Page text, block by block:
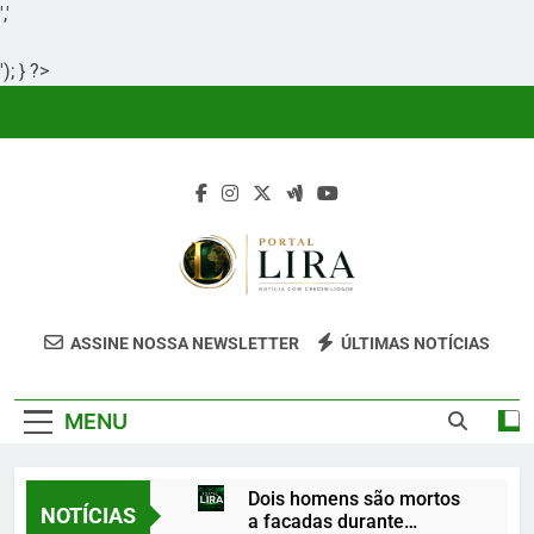
','
'); } ?>
Portal Lira
Portal Lira É Um Site Informativo
Clareza, Responsabilidade E Uma Boa
ASSINE NOSSA NEWSLETTER ÚLTIMAS NOTÍCIAS
MENU
NOTÍCIAS
Dois homens são mortos
a facadas durante